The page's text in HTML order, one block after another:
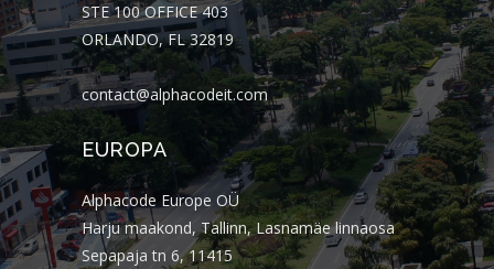
STE 100 OFFICE 403
ORLANDO, FL 32819
contact@alphacodeit.com
EUROPA
Alphacode Europe OÜ
Harju maakond, Tallinn, Lasnamäe linnaosa
Sepapaja tn 6, 11415